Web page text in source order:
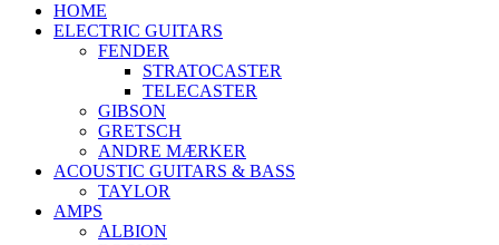
HOME
ELECTRIC GUITARS
FENDER
STRATOCASTER
TELECASTER
GIBSON
GRETSCH
ANDRE MÆRKER
ACOUSTIC GUITARS & BASS
TAYLOR
AMPS
ALBION